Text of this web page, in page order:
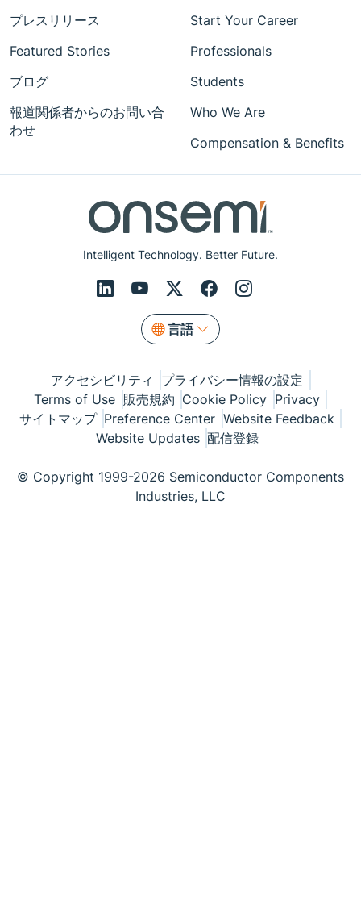
Intelligent Technology. Better Future.
言語
プレスリリース
Featured Stories
ブログ
報道関係者からのお問い合
わせ
Start Your Career
Professionals
Students
Who We Are
Compensation & Benefits
アクセシビリティ
プライバシー情報の設定
Terms of Use 販売規約 Cookie Policy Privacy
サイトマップ Preference Center Website Feedback
Website Updates 配信登録
© Copyright 1999-2026 Semiconductor Components
Industries, LLC